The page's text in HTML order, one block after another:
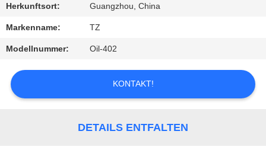
KONTAKT
MIT
UNS
NEUIGKEITEN
Herkunftsort: Guangzhou, China
Markenname: TZ
Modellnummer: Oil-402
KONTAKT!
DETAILS ENTFALTEN